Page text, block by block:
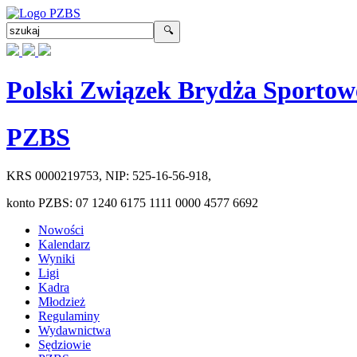
Polski Związek Brydża
PZBS
KRS 0000219753, NIP: 525-16-56-918,
konto PZBS: 07 1240 6175 1111 0000 4577 6692
Nowości
Kalendarz
Wyniki
Ligi
Kadra
Młodzież
Regulaminy
Wydawnictwa
Sędziowie